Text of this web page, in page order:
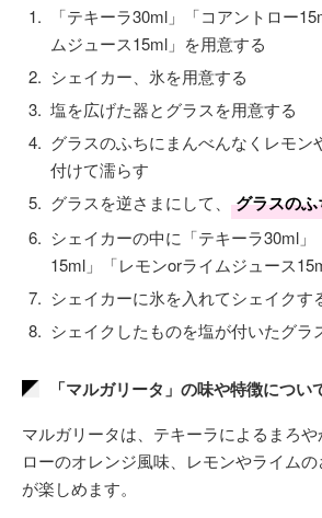
「テキーラ30ml」「コアントロー
ムジュース15ml」を用意する
シェイカー、氷を用意する
塩を広げた器とグラスを用意する
グラスのふちにまんべんなくレモン
付けて濡らす
グラスを逆さまにして、
グラスの
シェイカーの中に「テキーラ30ml」
15ml」「レモンorライムジュース
シェイカーに氷を入れてシェイクす
シェイクしたものを塩が付いたグラ
「マルガリータ」の味や特徴につい
マルガリータは、テキーラによるまろ
ローのオレンジ風味、レモンやライム
が楽しめます。